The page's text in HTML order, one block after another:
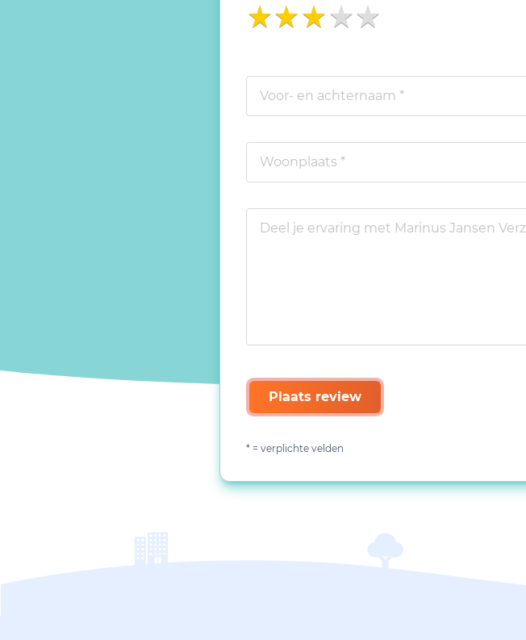
Plaats review
* = verplichte velden